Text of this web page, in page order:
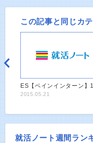
この記事と同じカ
ES【ベインインターン】
2015.05.21
就活ノート週間ラン